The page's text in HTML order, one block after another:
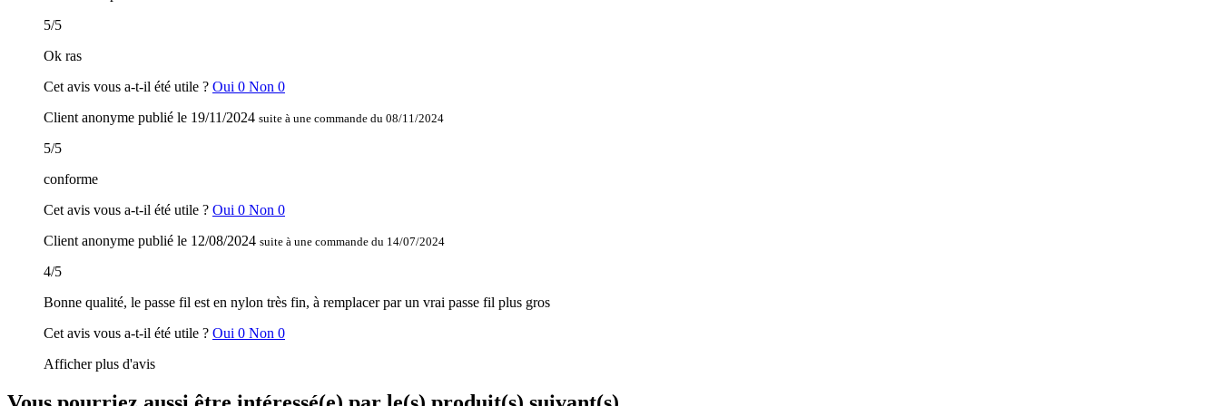
5/5
Ok ras
Cet avis vous a-t-il été utile ? Oui 0 Non 0
Client anonyme publié le 19/11/2024 suite à une commande du 08/11/2024
5/5
conforme
Cet avis vous a-t-il été utile ? Oui 0 Non 0
Client anonyme publié le 12/08/2024 suite à une commande du 14/07/2024
4/5
Bonne qualité, le passe fil est en nylon très fin, à remplacer par un vrai passe fil plus gros
Cet avis vous a-t-il été utile ? Oui 0 Non 0
Afficher plus d'avis